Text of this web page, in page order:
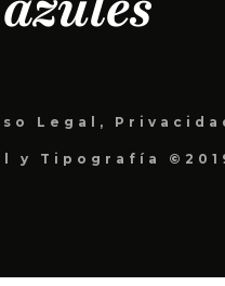
Legal,
y Tipografía